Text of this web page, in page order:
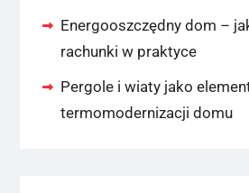
Energooszczędny dom –
rachunki w praktyce
Pergole i wiaty jako
termomodernizacji domu